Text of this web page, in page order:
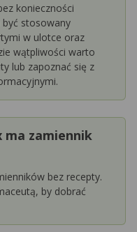
konieczności
być stosowany
w ulotce oraz
wątpliwości warto
lub zapoznać się z
ma zamiennik
bez recepty.
by dobrać